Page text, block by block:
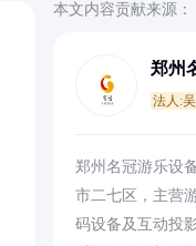
本文内容贡献来源：
郑州
法人:
郑州名冠游乐设
市二七区，主营
码设备及互动投